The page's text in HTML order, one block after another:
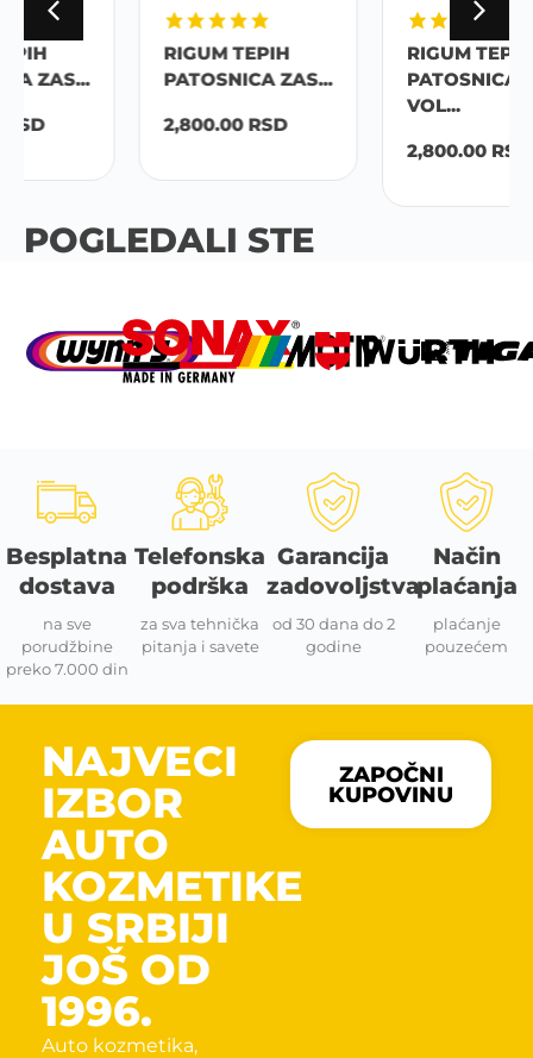
RIGUM TEPIH
PATOSNICA ZAS...
RSD
RIGUM TEPIH
PATOSNICA
RSD
POGLEDALI STE
Besplatna
dostava
na sve
porudžbine
preko 7.000 din
Telefonska
podrška
za sva tehnička
pitanja i savete
Garancija
zadovoljstva
od 30 dana do 2
godine
Način
plaćanja
plaćanje
pouzećem
NAJVECI
IZBOR
AUTO
KOZMETIKE
U SRBIJI
JOŠ OD
1996.
Auto kozmetika,
ZAPOČNI
KUPOVINU